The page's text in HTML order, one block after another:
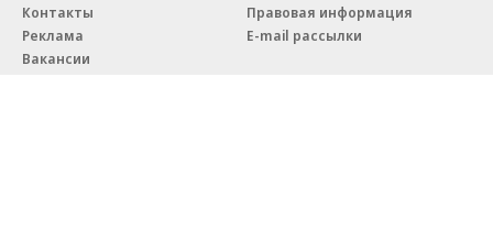
Контакты
Реклама
Вакансии
Правовая информация
E-mail рассылки